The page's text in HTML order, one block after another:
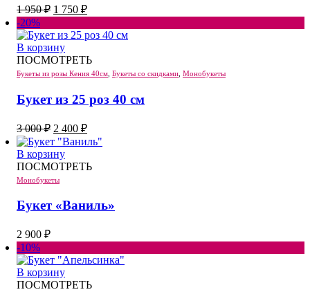
1 950₽ Первоначальная
цена
составляла
1
950 ₽.
1 750 ₽Текущая
цена:
1
-20%
В корзину
ПОСМОТРЕТЬ
Букеты из розы Кения 40см Букеты со скидками Монобукеты
Букет из 25 роз 40 см
3 000₽ Первоначальная
цена
составляла
3
000 ₽.
2 400 ₽Текущая
цена:
2
400 ₽.
В корзину
ПОСМОТРЕТЬ
Монобукеты
Букет «Ваниль»
2 900 ₽
-10%
В корзину
ПОСМОТРЕТЬ